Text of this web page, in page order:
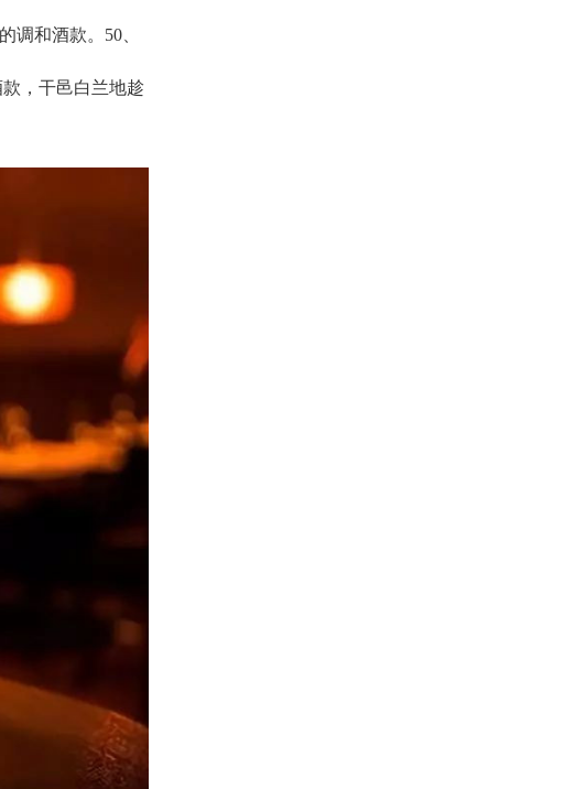
调和酒款。50、
，干邑白兰地趁